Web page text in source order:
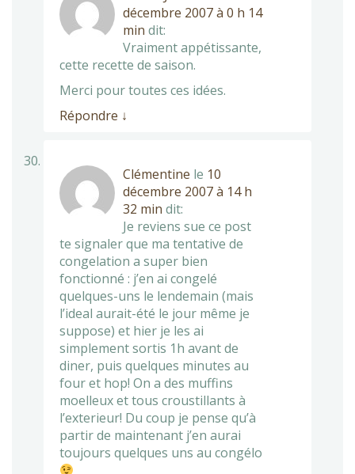
décembre 2007 à 0 h 14
min dit:
Vraiment appétissante,
cette recette de saison.
Merci pour toutes ces idées.
Répondre ↓
Clémentine le 10
décembre 2007 à 14 h
32 min dit:
Je reviens sue ce post
te signaler que ma tentative de
congelation a super bien
fonctionné : j’en ai congelé
quelques-uns le lendemain (mais
l’ideal aurait-été le jour même je
suppose) et hier je les ai
simplement sortis 1h avant de
diner, puis quelques minutes au
four et hop! On a des muffins
moelleux et tous croustillants à
l’exterieur! Du coup je pense qu’à
partir de maintenant j’en aurai
toujours quelques uns au congélo